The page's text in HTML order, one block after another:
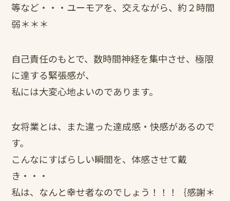
等など・・・ユーモアを、交えながら、約２時間
弱＊＊＊
自己責任のもとで、数時間神経を集中させ、極限
に達する緊張感が、
私には大変心地よいのであります。
女将業とは、また違った達成感・快感があるので
す。
こんなにすばらしい瞬間を、体感させて戴
き・・・
私は、なんと幸せ者なのでしょう！！！｛感謝＊